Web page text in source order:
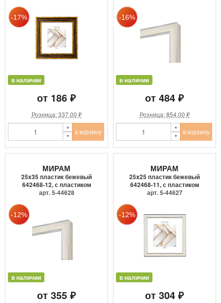
в наличии
от 186 ₽
Розница: 337.00 ₽
в корзину
в наличии
от 484 ₽
Розница: 854.00 ₽
в корзину
МИРАМ
25x35 пластик бежевый
642468-12, с пластиком
арт. 5-44628
в наличии
от 355 ₽
МИРАМ
25x25 пластик бежевый
642468-11, с пластиком
арт. 5-44627
в наличии
от 304 ₽